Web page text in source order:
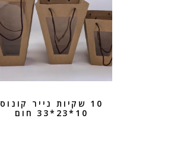
10 שקיות נייר קונוס
10*23*33 חום